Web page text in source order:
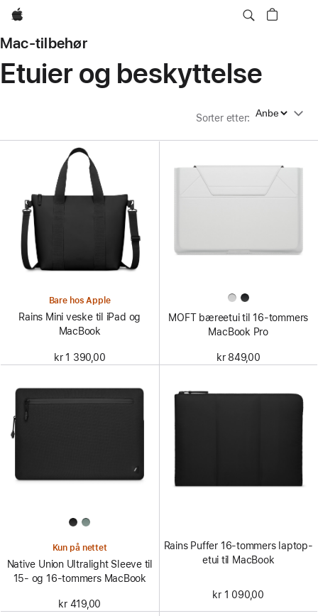
Apple
Mac-tilbehør
Etuier og beskyttelse
Sorter etter: Sorter etter
Bare hos Apple
Rains Mini veske til iPad og
MacBook
kr 1 390,00
MOFT bæreetui til 16-tommers
MacBook Pro
kr 849,00
Kun på nettet
Native Union Ultralight Sleeve til
15- og 16-tommers MacBook
kr 419,00
Rains Puffer 16-tommers laptop-
etui til MacBook
kr 1 090,00